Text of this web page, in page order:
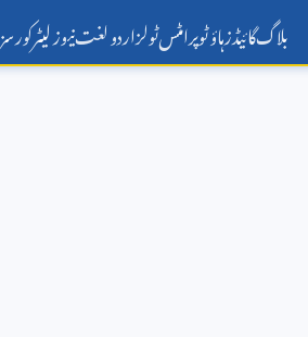
بلاگگائیڈزہاؤ ٹوپرامٹسٹولزاردو لغتنیوز لیٹرکورسز